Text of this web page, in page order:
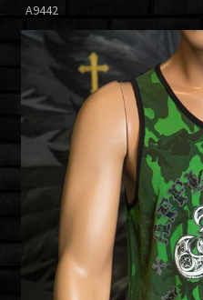
БРЕНДЫ
ОПЛАТА И ДОСТАВКА
О НАС
ФРАНЧАЙЗИНГ
МОЙ АККАУНТ
A9442